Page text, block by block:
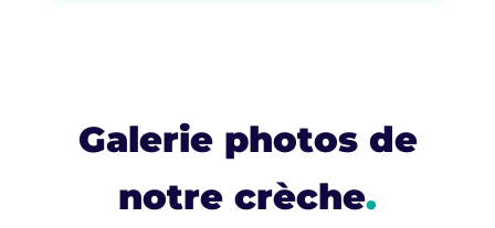
Galerie photos de
notre crèche.